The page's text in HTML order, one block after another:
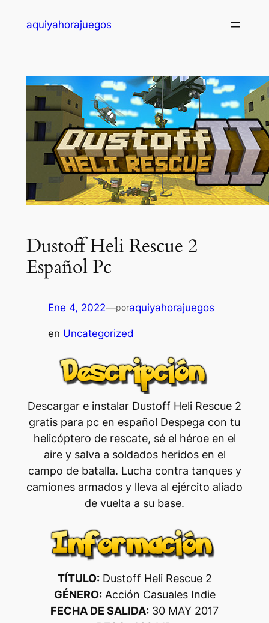
aquiyahorajuegos
Dustoff Heli Rescue 2
Español Pc
Ene 4, 2022—poraquiyahorajuegos
en Uncategorized
Descargar e instalar Dustoff Heli Rescue 2
gratis para pc en español Despega con tu
helicóptero de rescate, sé el héroe en el
aire y salva a soldados heridos en el
campo de batalla. Lucha contra tanques y
camiones armados y lleva al ejército aliado
de vuelta a su base.
TÍTULO:Dustoff Heli Rescue 2
GÉNERO:Acción Casuales Indie
FECHA DE SALIDA: 30 MAY 2017